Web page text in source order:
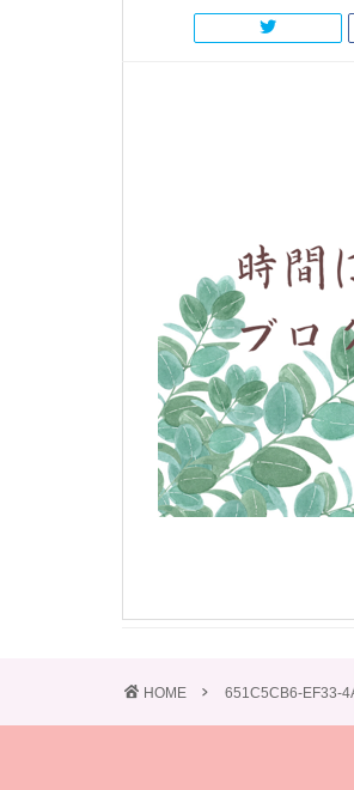
HOME 651C5CB6-EF33-